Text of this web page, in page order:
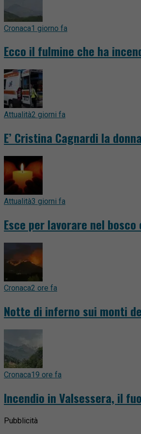
Cronaca1 giorno fa
Ecco il fulmine che ha
Attualità2 giorni fa
E’ Cristina Cagnardi la
Attualità3 giorni fa
Esce per lavorare nel
Cronaca2 ore fa
Notte di inferno sui monti
Cronaca19 ore fa
Incendio in Valsessera, il
Pubblicità